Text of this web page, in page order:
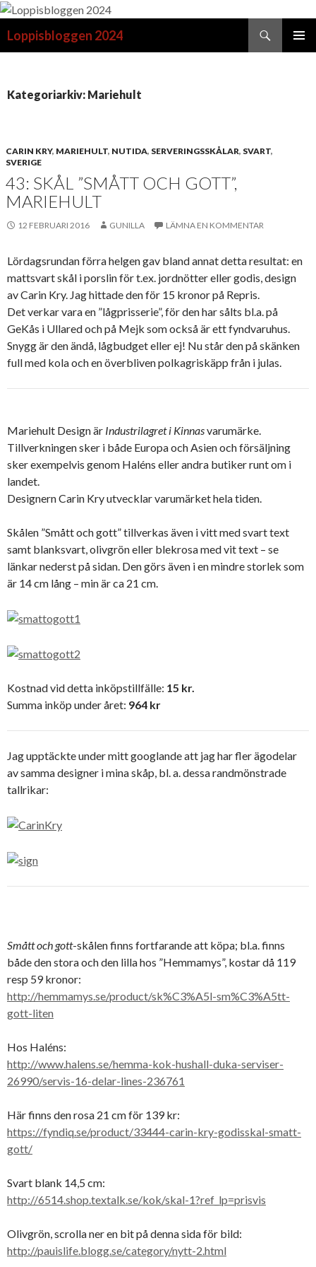
Loppisbloggen 2024
Kategoriarkiv: Mariehult
CARIN KRY, MARIEHULT, NUTIDA, SERVERINGSSKÅLAR, SVART,
SVERIGE
43: SKÅL ”SMÅTT OCH GOTT”,
MARIEHULT
12 FEBRUARI 2016 GUNILLA LÄMNA EN KOMMENTAR
Lördagsrundan förra helgen gav bland annat detta resultat: en
mattsvart skål i porslin för t.ex. jordnötter eller godis, design
av Carin Kry. Jag hittade den för 15 kronor på Repris.
Det verkar vara en ”lågprisserie”, för den har sålts bl.a. på
GeKås i Ullared och på Mejk som också är ett fyndvaruhus.
Snygg är den ändå, lågbudget eller ej! Nu står den på skänken
full med kola och en överbliven polkagriskäpp från i julas.
Mariehult Design är Industrilagret i Kinnasvarumärke.
Tillverkningen sker i både Europa och Asien och försäljning
sker exempelvis genom Haléns eller andra butiker runt om i
landet.
Designern Carin Kry utvecklar varumärket hela tiden.
Skålen ”Smått och gott” tillverkas även i vitt med svart text
samt blanksvart, olivgrön eller blekrosa med vit text – se
länkar nederst på sidan. Den görs även i en mindre storlek som
är 14 cm lång – min är ca 21 cm.
Kostnad vid detta inköpstillfälle: 15 kr.
Summa inköp under året: 964 kr
Jag upptäckte under mitt googlande att jag har fler ägodelar
av samma designer i mina skåp, bl. a. dessa randmönstrade
tallrikar:
Smått och gott-skålen finns fortfarande att köpa; bl.a. finns
både den stora och den lilla hos ”Hemmamys”, kostar då 119
resp 59 kronor:
http://hemmamys.se/product/sk%C3%A5l-sm%C3%A5tt-
gott-liten
Hos Haléns:
http://www.halens.se/hemma-kok-hushall-duka-serviser-
26990/servis-16-delar-lines-236761
Här finns den rosa 21 cm för 139 kr:
https://fyndiq.se/product/33444-carin-kry-godisskal-smatt-
gott/
Svart blank 14,5 cm:
http://6514.shop.textalk.se/kok/skal-1?ref_lp=prisvis
Olivgrön, scrolla ner en bit på denna sida för bild:
http://pauislife.blogg.se/category/nytt-2.html